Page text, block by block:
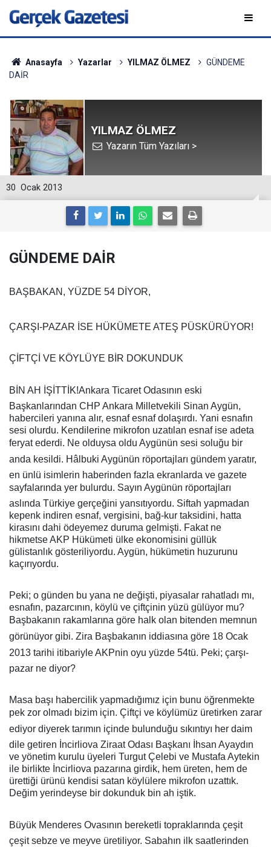
Anasayfa Yazarlar YILMAZ ÖLMEZ
GÜNDEME
DAİR
YILMAZ ÖLMEZ
Yazarın Tüm Yazıları >
30 Ocak 2013
GÜNDEME DAİR
BAŞBAKAN, YÜZDE 54 DİYOR,
ÇARŞI-PAZAR İSE HÜKÜMETE ATEŞ PÜSKÜRÜYOR!
ÇİFTÇİ VE KÖYLÜYE BİR DOKUNDUK
BİN AH İŞİTTİK!Ankara Ticaret Odasının eski
Başkanlarından CHP Ankara Milletvekili Sinan Aygün,
habercileri yanına alır, esnaf esnaf dolaşırdı. Yani esnafın
sesi olurdu. Kendilerine mikrofon uzatılan esnaf ise adeta
feryat ederdi. Ne olduysa oldu Aygünün sesi soluğu bir
anda kesildi. Hâlbuki Aygünün röportajları gündem yaratır,
en ünlü isimlerin haberinden fazla ekranlarda ve gazete
sayfalarında yer bulurdu. Sayın Aygünün röportajları
aslında Türkiye gerçeğini yansıtıyordu. Siftah yapmadan
kepenk indiren esnaf, vergisini, bağ-kur taksidini, hatta
kirasını dahi ödeyemez duruma gelmişti. Fakat ne
hikmetse AKP Hükümeti ülke ekonomisini güllük
gülistanlık gösteriliyordu. Aygün, hükümetin huzurunu
kaçırıyordu.
Peki; o günden bu yana ne değişti, piyasalar rahatladı mı,
esnafın, pazarcının, köylü ve çiftçinin yüzü gülüyor mu?
Başbakanın rakamlarına göre halk olan bitenden memnun
görünüyor gibi. Zira Başbakanın iddiasına göre 18 Ocak
2013 tarihi itibariyle AKPnin oyu yüzde 54tü. Peki; çarşı-
pazar ne diyor?
Masa başı habercilik yapmadığımız için bunu öğrenmekte
pek zor olmadı bizim için. Çiftçi ve köylümüz üretirken zarar
ediyor diyerek tarımın içinde bulunduğu sıkıntıyı her daim
dile getiren İncirliova Ziraat Odası Başkanı İhsan Ayaydın
ve yönetim kurulu üyeleri Turgut Çelebi ve Mustafa Aytekin
ile birlikte İncirliova pazarına girdik, hem üreten, hem de
ürettiği ürünü kendisi satan köylülere mikrofon uzattık.
Değim yerindeyse bir dokunduk bin ah iştik.
Büyük Menderes Ovasının bereketli topraklarında çeşit
çeşit sebze ve meyve üretiliyor. Sabahın ilk saatlerinden